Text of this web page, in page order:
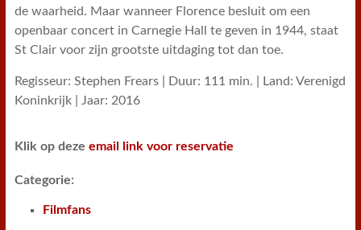
de waarheid. Maar wanneer Florence besluit om een
openbaar concert in Carnegie Hall te geven in 1944, staat
St Clair voor zijn grootste uitdaging tot dan toe.
Regisseur: Stephen Frears | Duur: 111 min. | Land: Verenigd
Koninkrijk | Jaar: 2016
Klik op deze email link voor reservatie
Categorie:
Filmfans